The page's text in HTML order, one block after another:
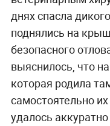
днях спасла
поднялись на
безопасного
выяснилось, что
которая родила
самостоятельно
удалось